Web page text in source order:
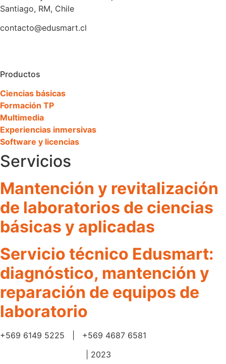
Santiago, RM, Chile
contacto@edusmart.cl
Productos
Ciencias básicas
Formación TP
Multimedia
Experiencias inmersivas
Software y licencias
Servicios
Mantención y revitalización
de laboratorios de ciencias
básicas y aplicadas
Servicio técnico Edusmart:
diagnóstico, mantención y
reparación de equipos de
laboratorio
+569 6149 5225 | +569 4687 6581
| 2023